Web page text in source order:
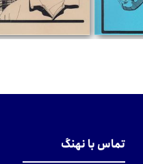
تماس با نهنگ